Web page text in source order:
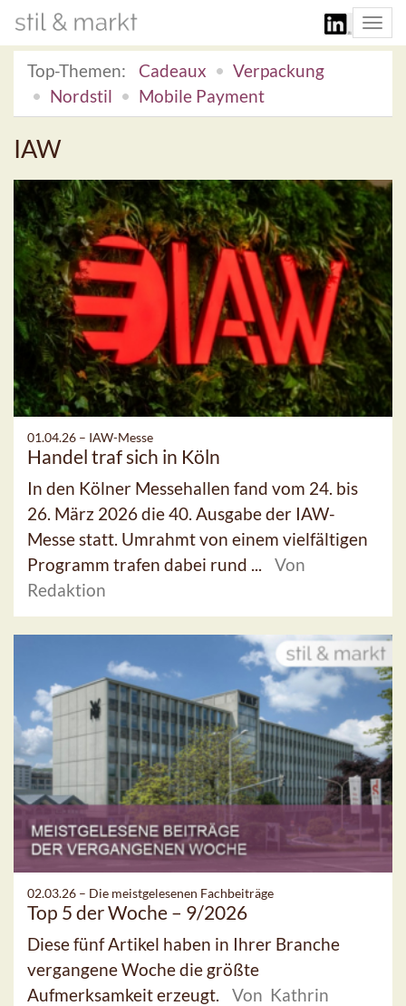
Top-Themen:
Cadeaux
Verpackung
Nordstil
Mobile Payment
IAW
01.04.26 – IAW-Messe
Handel traf sich in Köln
In den Kölner Messehallen fand vom 24. bis
26. März 2026 die 40. Ausgabe der IAW-
Messe statt. Umrahmt von einem vielfältigen
Programm trafen dabei rund ...
Von
Redaktion
02.03.26 – Die meistgelesenen Fachbeiträge
Top 5 der Woche – 9/2026
Diese fünf Artikel haben in Ihrer Branche
vergangene Woche die größte
Aufmerksamkeit erzeugt.
Von Kathrin